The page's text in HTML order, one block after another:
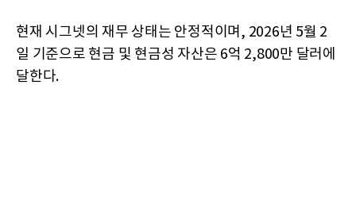
현재 시그넷의 재무 상태는 안정적이며, 2026년 5월 2
일 기준으로 현금 및 현금성 자산은 6억 2,800만 달러에
달한다.